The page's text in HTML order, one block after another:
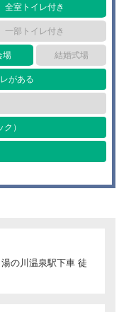
全室トイレ付き
一部トイレ付き
場 結婚式場
がある
）
の川温泉駅下車 徒